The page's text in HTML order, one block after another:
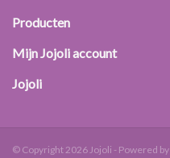
Producten
Mijn Jojoli account
Jojoli
© Copyright 2026 Jojoli - Powered by